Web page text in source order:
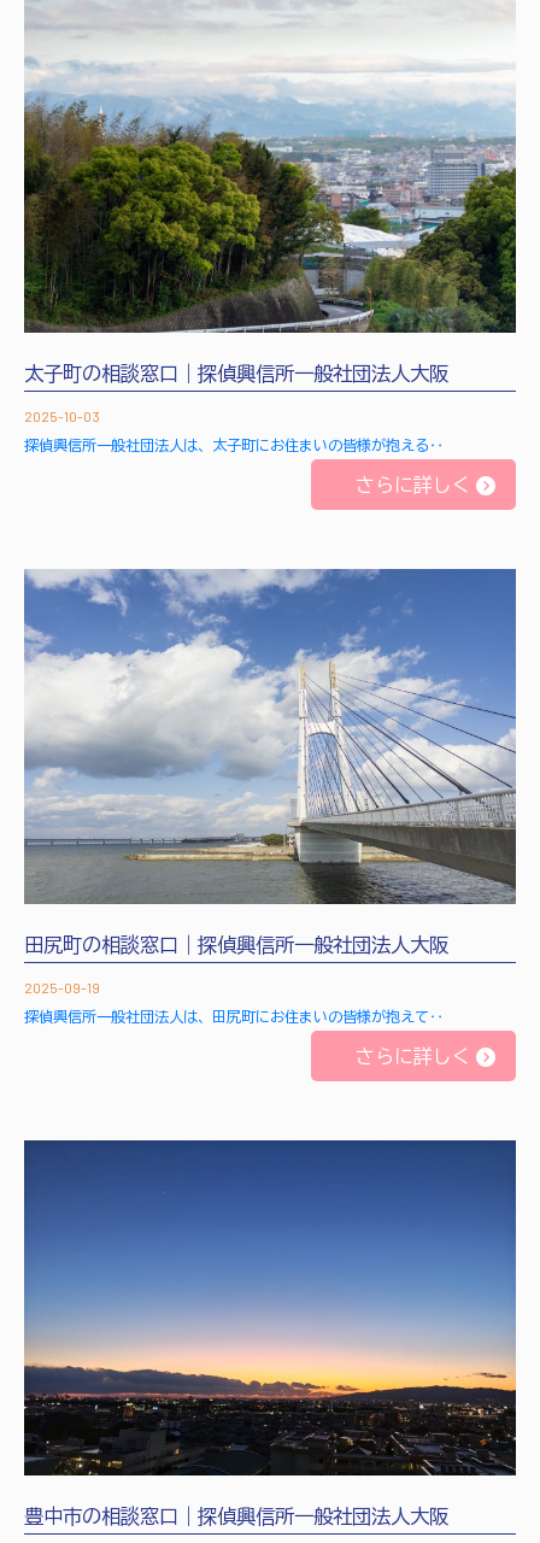
太子町の相談窓口｜探偵興信所一般社団法人大阪
2025-10-03
探偵興信所一般社団法人は、太子町にお住まいの皆様が抱える‥
さらに詳しく
田尻町の相談窓口｜探偵興信所一般社団法人大阪
2025-09-19
探偵興信所一般社団法人は、田尻町にお住まいの皆様が抱えて‥
さらに詳しく
豊中市の相談窓口｜探偵興信所一般社団法人大阪